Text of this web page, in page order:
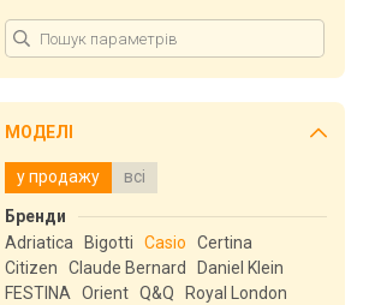
МОДЕЛІ
у продажу всі
Бренди
Adriatica
Bigotti Casio
Certina
Citizen
Claude Bernard
Daniel Klein
FESTINA
Orient Q&Q
Royal London